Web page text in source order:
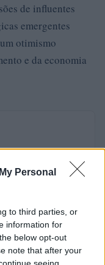
Personal
to third parties, or
information for
below opt-out
note that after your
de influentes
emergentes
otimismo
e da economia